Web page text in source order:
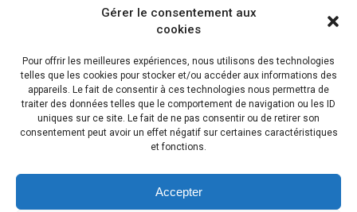
Gérer le consentement aux
cookies
Pour offrir les meilleures expériences, nous utilisons des technologies
telles que les cookies pour stocker et/ou accéder aux informations des
appareils. Le fait de consentir à ces technologies nous permettra de
traiter des données telles que le comportement de navigation ou les ID
uniques sur ce site. Le fait de ne pas consentir ou de retirer son
consentement peut avoir un effet négatif sur certaines caractéristiques
et fonctions.
Accepter